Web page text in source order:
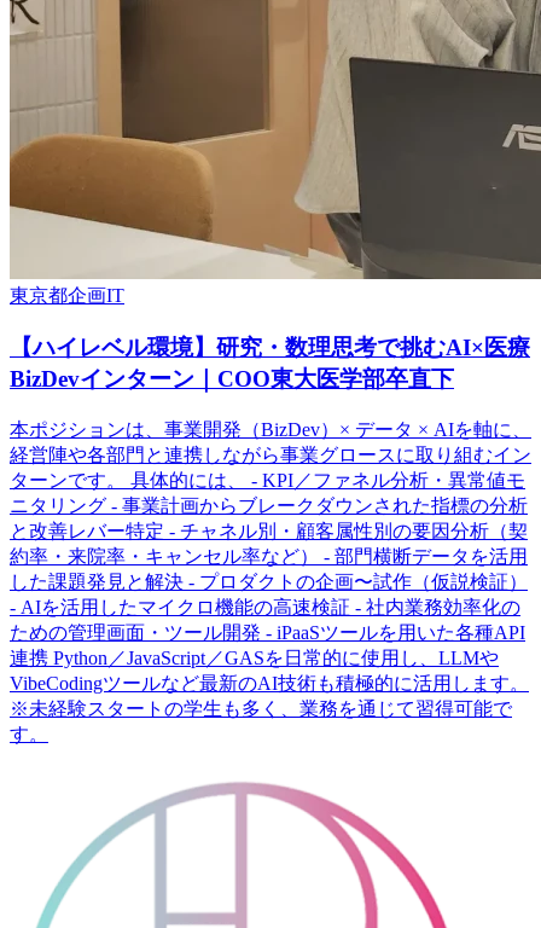
東京都企画IT
【ハイレベル環境】研究・数理思考で挑むAI×医療
BizDevインターン｜COO東大医学部卒直下
本ポジションは、事業開発（BizDev）× データ × AIを軸に、
経営陣や各部門と連携しながら事業グロースに取り組むイン
ターンです。 具体的には、 - KPI／ファネル分析・異常値モ
ニタリング - 事業計画からブレークダウンされた指標の分析
と改善レバー特定 - チャネル別・顧客属性別の要因分析（契
約率・来院率・キャンセル率など） - 部門横断データを活用
した課題発見と解決 - プロダクトの企画〜試作（仮説検証）
- AIを活用したマイクロ機能の高速検証 - 社内業務効率化の
ための管理画面・ツール開発 - iPaaSツールを用いた各種API
連携 Python／JavaScript／GASを日常的に使用し、LLMや
VibeCodingツールなど最新のAI技術も積極的に活用します。
※未経験スタートの学生も多く、業務を通じて習得可能で
す。